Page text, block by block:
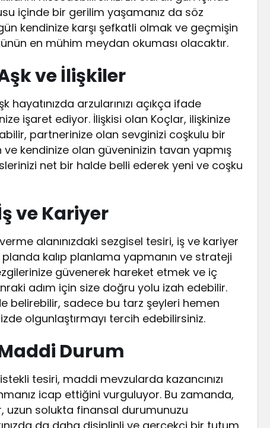
içinde bir gerilim yaşamanız da söz
kendinize karşı şefkatli olmak ve geçmişin
en mühim meydan okuması olacaktır.
ve İlişkiler
arzularınızı açıkça ifade
işaret ediyor. İlişkisi olan Koçlar, ilişkinize
partnerinize olan sevginizi coşkulu bir
ve kendinize olan güveninizin tavan yapmış
net bir halde belli ederek yeni ve coşku
ve Kariyer
alanınızdaki sezgisel tesiri, iş ve kariyer
kalıp planlama yapmanın ve strateji
güvenerek hareket etmek ve iç
adım için size doğru yolu izah edebilir.
belirebilir, sadece bu tarz şeyleri hemen
olgunlaştırmayı tercih edebilirsiniz.
Durum
tesiri, maddi mevzularda kazancınızı
icap ettiğini vurguluyor. Bu zamanda,
uzun solukta finansal durumunuzu